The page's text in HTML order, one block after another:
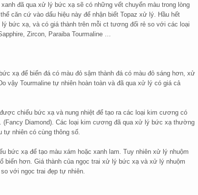
đã qua xử lý bức xạ sẽ có những vết chuyển màu trong lòng
căn cứ vào dấu hiệu này để nhận biết Topaz xử lý. Hầu hết
bức xạ, và có giá thành trên mỗi ct tương đối rẻ so với các loại
Zircon, Paraiba Tourmaline …
xạ để biến đá có màu đỏ sậm thành đá có màu đỏ sáng hơn, xử
vậy Tourmaline tự nhiên hoàn toàn và đã qua xử lý có giá cả
chiếu bức xạ và nung nhiệt để tạo ra các loại kim cương có
(Fancy Diamond). Các loại kim cương đã qua xử lý bức xạ thường
nhiên có cùng thông số.
bức xạ để tạo màu xám hoặc xanh lam. Tuy nhiên xử lý nhuộm
biến hơn. Giá thành của ngọc trai xử lý bức xạ và xử lý nhuộm
với ngọc trai đẹp tự nhiên.